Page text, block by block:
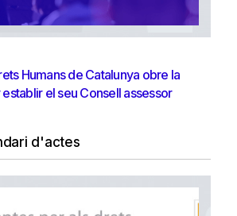
Humans de Catalunya obre la
el seu Consell assessor
d'actes